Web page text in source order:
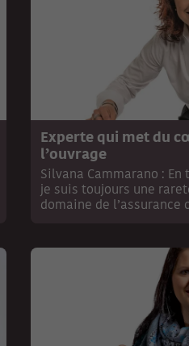
Experte qui met du
l’ouvrage
Silvana Cammarano :
je suis toujours une
domaine de l’assurance